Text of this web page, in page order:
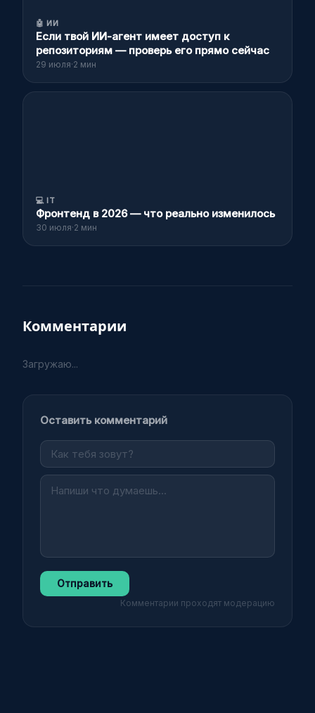
🤖 ИИ
Если твой ИИ-агент имеет доступ к
репозиториям — проверь его прямо сейчас
29 июля·2 мин
💻 IT
Фронтенд в 2026 — что реально изменилось
30 июля·2 мин
Комментарии
Загружаю...
Оставить комментарий
Отправить
Комментарии проходят модерацию